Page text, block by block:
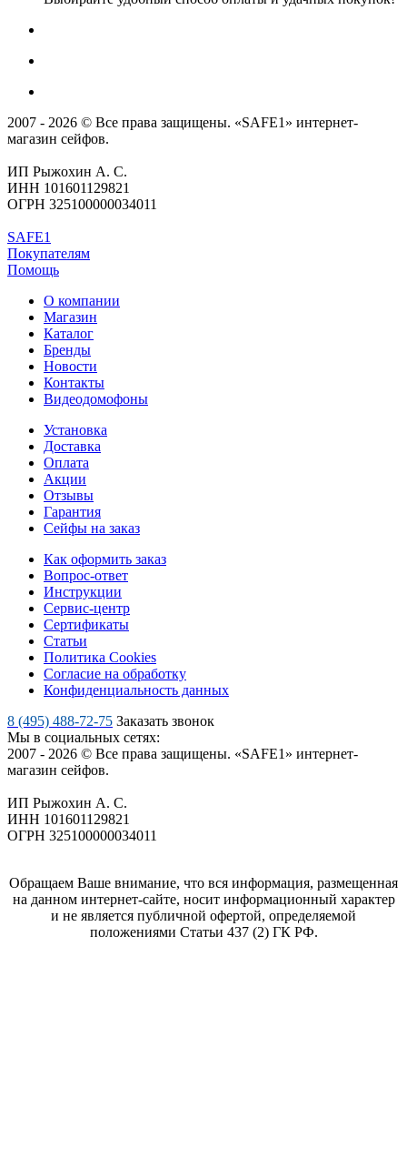
2007 - 2026 © Все права защищены. «SAFE1» интернет-
магазин сейфов.
ИП Рыжохин А. С.
ИНН 101601129821
ОГРН 325100000034011
SAFE1
Покупателям
Помощь
О компании
Магазин
Каталог
Бренды
Новости
Контакты
Видеодомофоны
Установка
Доставка
Оплата
Акции
Отзывы
Гарантия
Сейфы на заказ
Как оформить заказ
Вопрос-ответ
Инструкции
Сервис-центр
Сертификаты
Статьи
Политика Cookies
Согласие на обработку
Конфиденциальность данных
8 (495) 488-72-75 Заказать звонок
Мы в социальных сетях:
2007 - 2026 © Все права защищены. «SAFE1» интернет-
магазин сейфов.
ИП Рыжохин А. С.
ИНН 101601129821
ОГРН 325100000034011
Обращаем Ваше внимание, что вся информация, размещенная
на данном интернет-сайте, носит информационный характер
и не является публичной офертой, определяемой
положениями Статьи 437 (2) ГК РФ.